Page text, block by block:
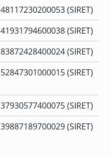
48117230200053 (SIRET)
41931794600038 (SIRET)
83872428400024 (SIRET)
52847301000015 (SIRET)
37930577400075 (SIRET)
39887189700029 (SIRET)